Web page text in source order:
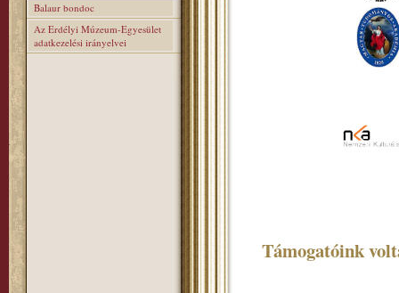
Balaur bondoc
Az Erdélyi Múzeum-Egyesület
adatkezelési irányelvei
Támogatóink